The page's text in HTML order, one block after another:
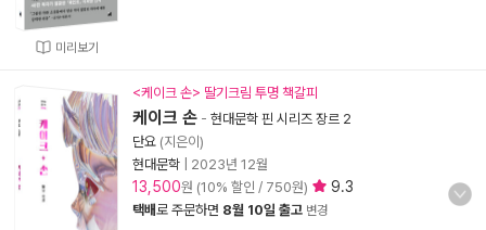
미리보기
<케이크 손> 딸기크림 투명 책갈피
케이크 손 - 현대문학 핀 시리즈 장르 2
단요 (지은이)
현대문학
2023년 12월
13,500원 (10% 할인 / 750원) 9.3
택배로 주문하면 8월 10일 출고 변경